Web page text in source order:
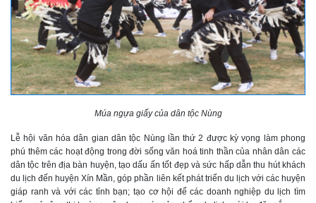
Múa ngựa giấy của dân tộc Nùng
Lễ hội văn hóa dân gian dân tộc Nùng lần thứ 2 được kỳ vọng làm phong
phú thêm các hoạt động trong đời sống văn hoá tinh thần của nhân dân các
dân tộc trên địa bàn huyện, tạo dấu ấn tốt đẹp và sức hấp dẫn thu hút khách
du lịch đến huyện Xín Mần, góp phần liên kết phát triển du lịch với các huyện
giáp ranh và với các tỉnh bạn; tạo cơ hội để các doanh nghiệp du lịch tìm